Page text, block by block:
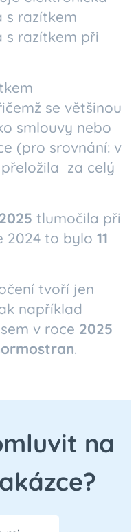
s razítkem
s razítkem při
se většinou
smlouvy nebo
(pro srovnání: v
za celý
2025 tlumočila při
2024 to bylo 11
tvoří jen
například
v roce 2025
.
na